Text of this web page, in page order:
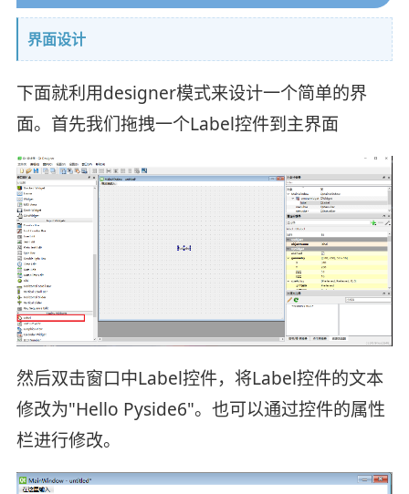
界面设计
下面就利用designer模式来设计一个简单的界
面。首先我们拖拽一个Label控件到主界面
然后双击窗口中Label控件，将Label控件的文本
修改为"Hello Pyside6"。也可以通过控件的属性
栏进行修改。